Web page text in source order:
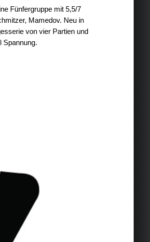
Fünfergruppe mit 5,5/7
Mamedov. Neu in
von vier Partien und
Spannung.